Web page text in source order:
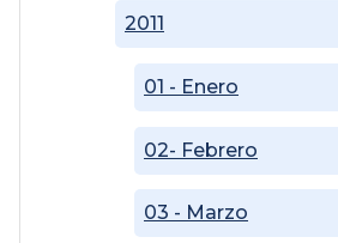
2011
01 - Enero
02- Febrero
03 - Marzo